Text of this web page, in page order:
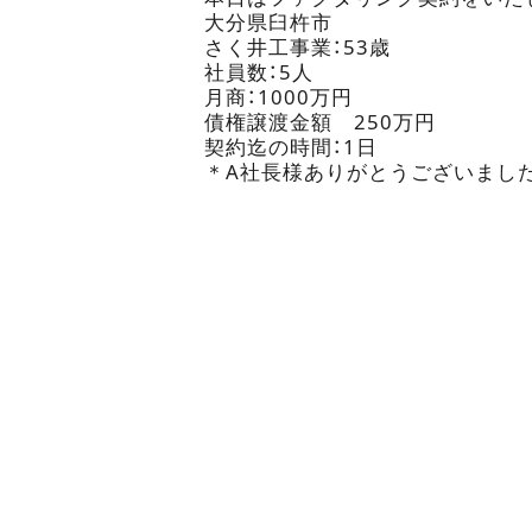
大分県臼杵市
さく井工事業：53歳
社員数：5人
月商：1000万円
債権譲渡金額 250万円
契約迄の時間：1日
＊A社長様ありがとうございまし